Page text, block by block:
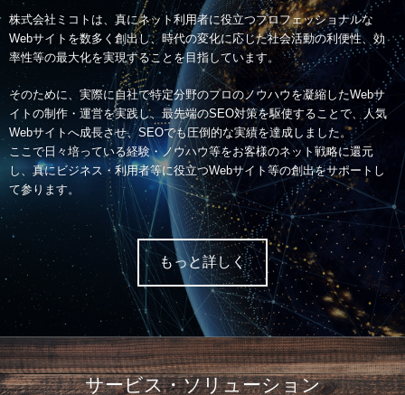
株式会社ミコトは、真にネット利用者に役立つプロフェッショナルな
Webサイトを数多く創出し、時代の変化に応じた社会活動の利便性、効
率性等の最大化を実現することを目指しています。
そのために、実際に自社で特定分野のプロのノウハウを凝縮したWebサ
イトの制作・運営を実践し、最先端のSEO対策を駆使することで、人気
Webサイトへ成長させ、SEOでも圧倒的な実績を達成しました。
ここで日々培っている経験・ノウハウ等をお客様のネット戦略に還元
し、真にビジネス・利用者等に役立つWebサイト等の創出をサポートし
て参ります。
もっと詳しく
サービス・ソリューション